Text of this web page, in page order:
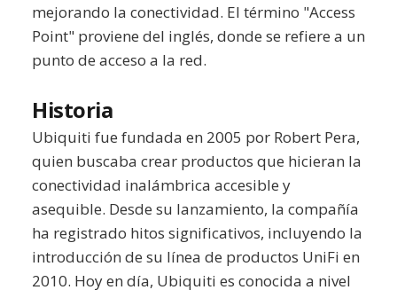
mejorando la conectividad. El término "Access
Point" proviene del inglés, donde se refiere a un
punto de acceso a la red.
Historia
Ubiquiti fue fundada en 2005 por Robert Pera,
quien buscaba crear productos que hicieran la
conectividad inalámbrica accesible y
asequible. Desde su lanzamiento, la compañía
ha registrado hitos significativos, incluyendo la
introducción de su línea de productos UniFi en
2010. Hoy en día, Ubiquiti es conocida a nivel